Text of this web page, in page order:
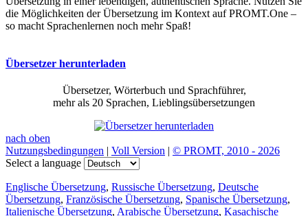
die Möglichkeiten der Übersetzung im Kontext auf PROMT.One –
so macht Sprachenlernen noch mehr Spaß!
Übersetzer herunterladen
Übersetzer, Wörterbuch und Sprachführer,
mehr als 20 Sprachen, Lieblingsübersetzungen
nach oben
Nutzungsbedingungen | Voll Version | © PROMT, 2010 - 2026
Select a language
Englische Übersetzung, Russische Übersetzung, Deutsche
Übersetzung, Französische Übersetzung, Spanische Übersetzung,
Italienische Übersetzung, Arabische Übersetzung, Kasachische